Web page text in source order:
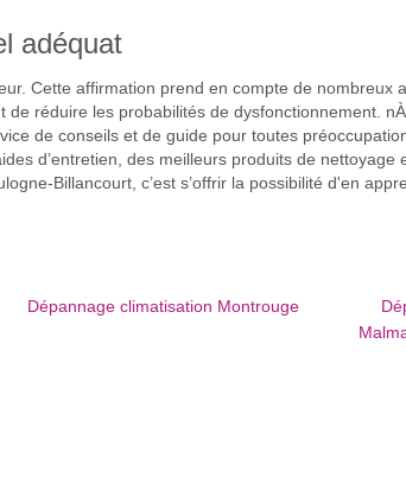
adéquat
Cette affirmation prend en compte de nombreux
réduire les probabilités de dysfonctionnement.
de conseils et de guide pour toutes
d’entretien, des meilleurs produits de nettoyage
Billancourt, c’est s’offrir la possibilité d'en
Dépannage climatisation Montrouge